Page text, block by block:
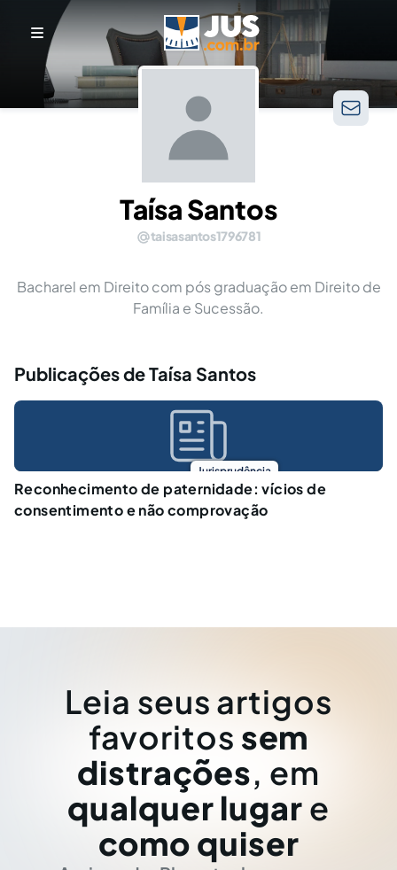
Taísa Santos
taisasantos1796781
Bacharel em Direito com pós graduação em Direito de
Família e Sucessão.
Publicações de Taísa Santos
Jurisprudência
Reconhecimento de paternidade: vícios de
consentimento e não comprovação
Leia seus artigos
favoritos sem
distrações, em
qualquer lugar e
como quiser